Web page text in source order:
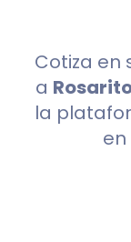
Cotiza en
a
la